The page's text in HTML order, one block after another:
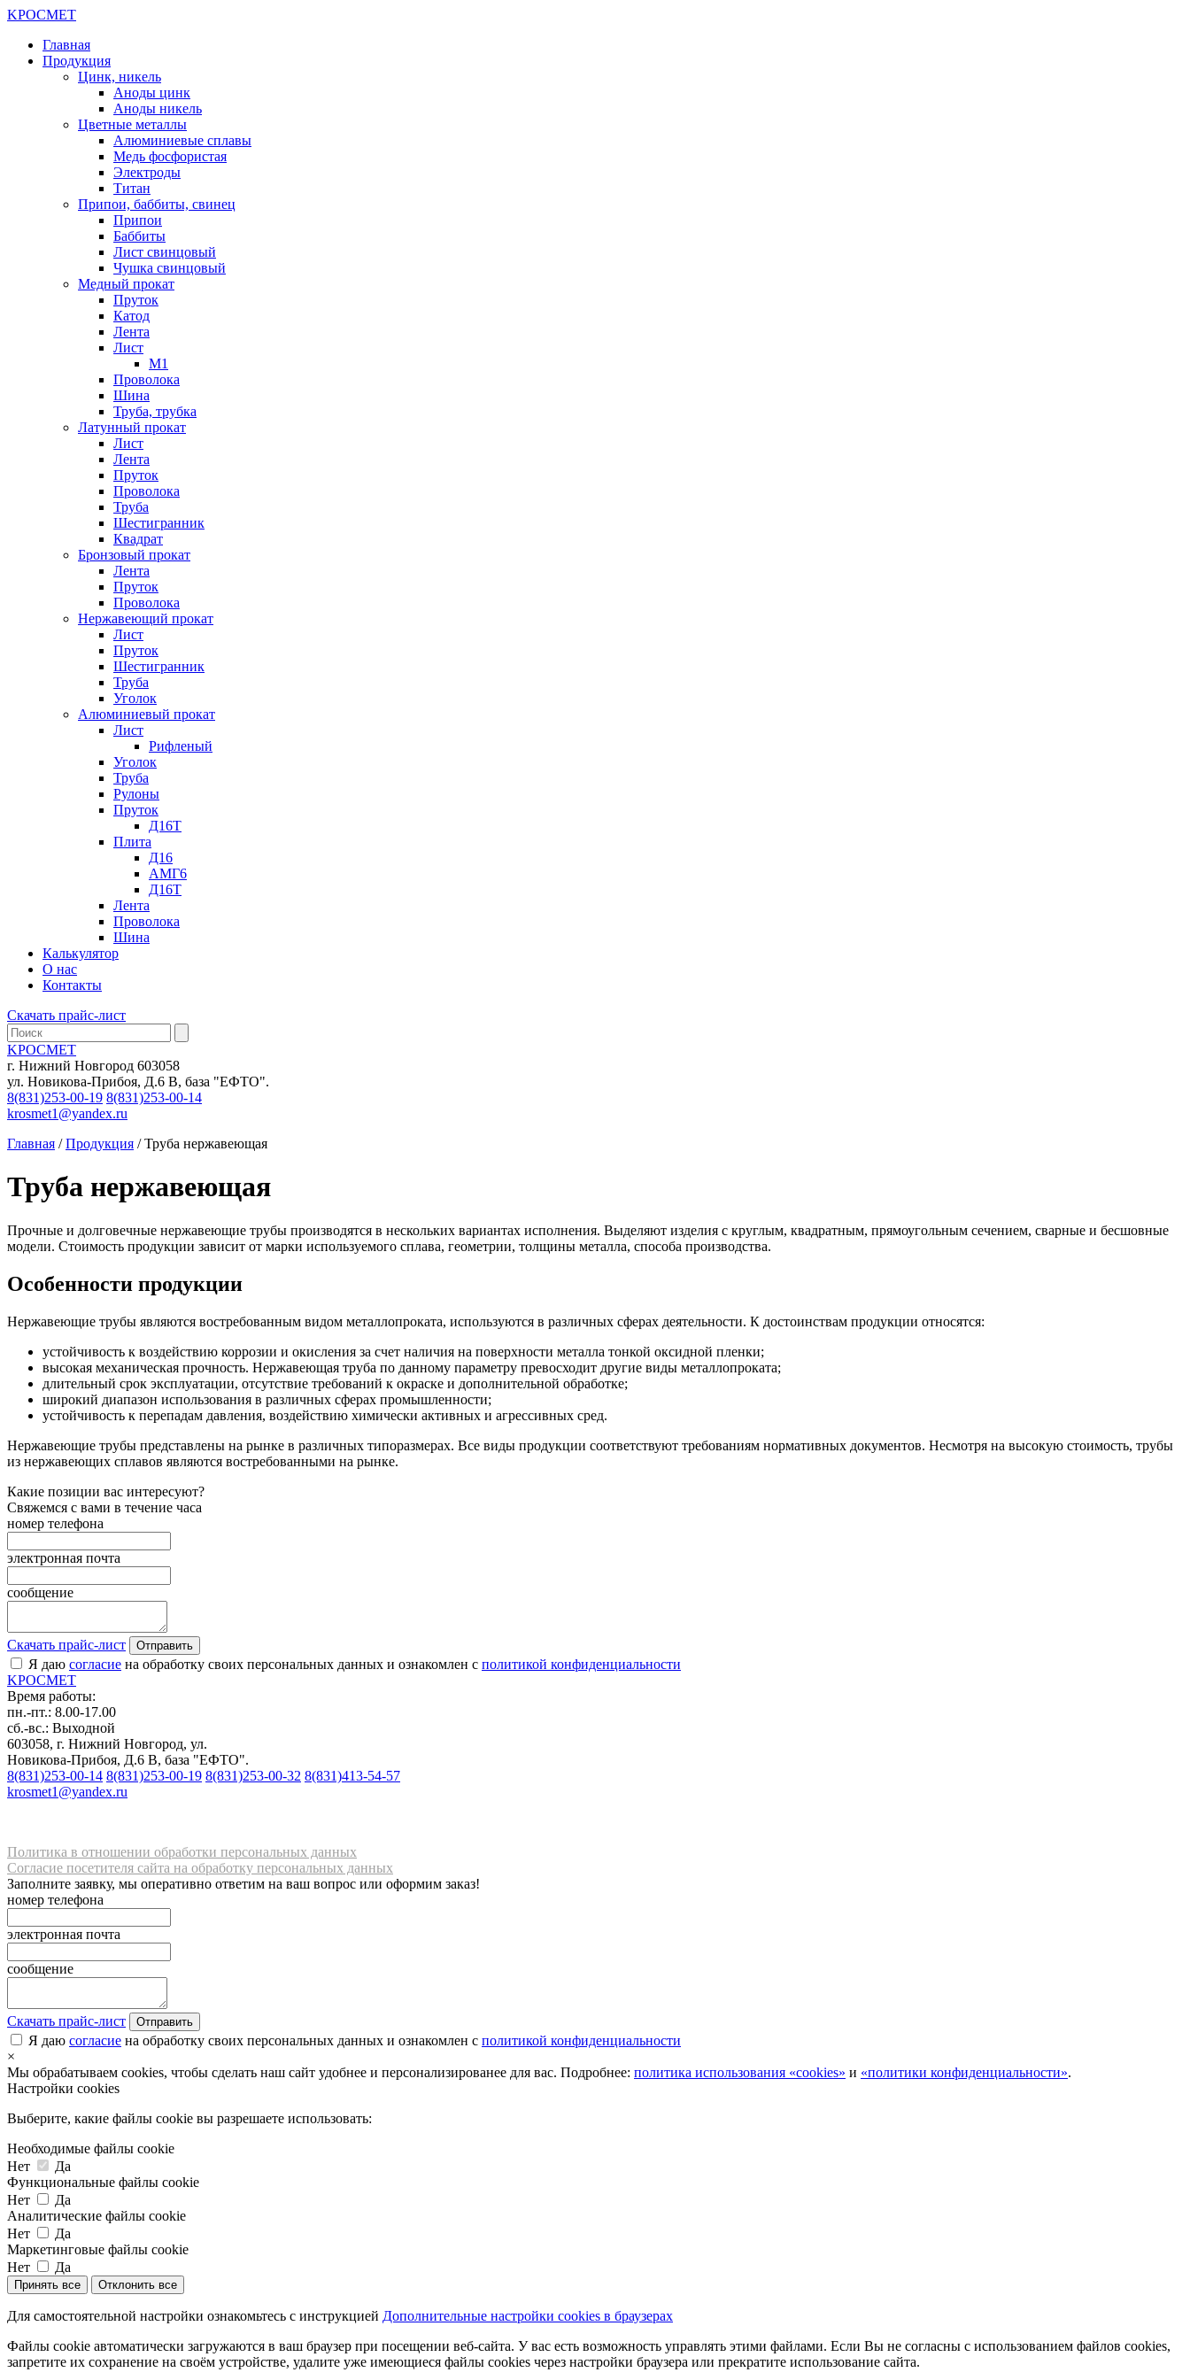
KРОСМЕТ
Главная
Продукция
Цинк, никель
Аноды цинк
Аноды никель
Цветные металлы
Алюминиевые сплавы
Медь фосфористая
Электроды
Титан
Припои, баббиты, свинец
Припои
Баббиты
Лист свинцовый
Чушка свинцовый
Медный прокат
Пруток
Катод
Лента
Лист
М1
Проволока
Шина
Труба, трубка
Латунный прокат
Лист
Лента
Пруток
Проволока
Труба
Шестигранник
Квадрат
Бронзовый прокат
Лента
Пруток
Проволока
Нержавеющий прокат
Лист
Пруток
Шестигранник
Труба
Уголок
Алюминиевый прокат
Лист
Рифленый
Уголок
Труба
Рулоны
Пруток
Д16Т
Плита
Д16
АМГ6
Д16Т
Лента
Проволока
Шина
Калькулятор
О нас
Контакты
Скачать прайс-лист
KРОСМЕТ
г. Нижний Новгород 603058
ул. Новикова-Прибоя, Д.6 В, база "ЕФТО".
8(831)253-00-19 8(831)253-00-14
krosmet1@yandex.ru
Главная /Продукция / Труба нержавеющая
Труба нержавеющая
Прочные и долговечные нержавеющие трубы производятся в нескольких вариантах исполнения. Выделяют изделия с круглым, квадратным, прямоугольным сечением, сварные и бесшовные
модели. Стоимость продукции зависит от марки используемого сплава, геометрии, толщины металла, способа производства.
Особенности продукции
Нержавеющие трубы являются востребованным видом металлопроката, используются в различных сферах деятельности. К достоинствам продукции относятся:
устойчивость к воздействию коррозии и окисления за счет наличия на поверхности металла тонкой оксидной пленки;
высокая механическая прочность. Нержавеющая труба по данному параметру превосходит другие виды металлопроката;
длительный срок эксплуатации, отсутствие требований к окраске и дополнительной обработке;
широкий диапазон использования в различных сферах промышленности;
устойчивость к перепадам давления, воздействию химически активных и агрессивных сред.
Нержавеющие трубы представлены на рынке в различных типоразмерах. Все виды продукции соответствуют требованиям нормативных документов. Несмотря на высокую стоимость, трубы
из нержавеющих сплавов являются востребованными на рынке.
Какие позиции вас интересуют?
Свяжемся с вами в течение часа
номер телефона
электронная почта
сообщение
Скачать прайс-лист Отправить
Я даю согласие на обработку своих персональных данных и ознакомлен с политикой конфиденциальности
KРОСМЕТ
Время работы:
пн.-пт.: 8.00-17.00
сб.-вс.: Выходной
603058, г. Нижний Новгород, ул.
Новикова-Прибоя, Д.6 В, база "ЕФТО".
8(831)253-00-14 8(831)253-00-19 8(831)253-00-32 8(831)413-54-57
krosmet1@yandex.ru
Политика в отношении обработки персональных данных
Согласие посетителя сайта на обработку персональных данных
Заполните заявку, мы оперативно ответим на ваш вопрос или оформим заказ!
номер телефона
электронная почта
сообщение
Скачать прайс-лист Отправить
Я даю согласие на обработку своих персональных данных и ознакомлен с политикой конфиденциальности
×
Мы обрабатываем cookies, чтобы сделать наш сайт удобнее и персонализированее для вас. Подробнее: политика использования «cookies» и «политики конфиденциальности».
Настройки cookies
Выберите, какие файлы cookie вы разрешаете использовать:
Необходимые файлы cookie
Нет
Да
Функциональные файлы cookie
Нет
Да
Аналитические файлы cookie
Нет
Да
Маркетинговые файлы cookie
Нет
Да
Принять все Отклонить все
Для самостоятельной настройки ознакомьтесь с инструкцией Дополнительные настройки cookies в браузерах
Файлы cookie автоматически загружаются в ваш браузер при посещении веб-сайта. У вас есть возможность управлять этими файлами. Если Вы не согласны с использованием файлов cookies,
запретите их сохранение на своём устройстве, удалите уже имеющиеся файлы cookies через настройки браузера или прекратите использование сайта.